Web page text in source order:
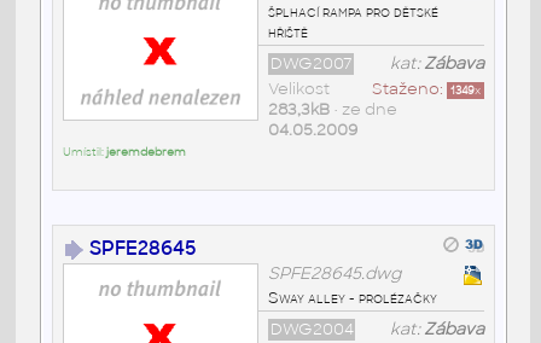
šplhací rampa pro dětské
hřiště
kat:Zábava
DWG2007
Staženo: 1349x
Velikost
283,3kB• ze dne
04.05.2009
Umístil:jeremdebrem
SPFE28645
SPFE28645.dwg
Sway alley - prolézačky
kat:Zábava
DWG2004